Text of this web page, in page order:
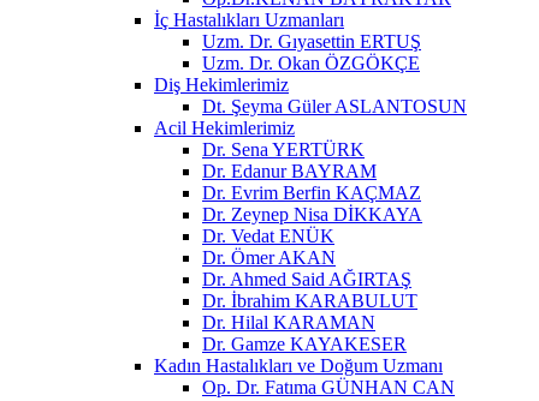
İç Hastalıkları Uzmanları
Uzm. Dr. Gıyasettin ERTUŞ
Uzm. Dr. Okan ÖZGÖKÇE
Diş Hekimlerimiz
Dt. Şeyma Güler ASLANTOSUN
Acil Hekimlerimiz
Dr. Sena YERTÜRK
Dr. Edanur BAYRAM
Dr. Evrim Berfin KAÇMAZ
Dr. Zeynep Nisa DİKKAYA
Dr. Vedat ENÜK
Dr. Ömer AKAN
Dr. Ahmed Said AĞIRTAŞ
Dr. İbrahim KARABULUT
Dr. Hilal KARAMAN
Dr. Gamze KAYAKESER
Kadın Hastalıkları ve Doğum Uzmanı
Op. Dr. Fatıma GÜNHAN CAN